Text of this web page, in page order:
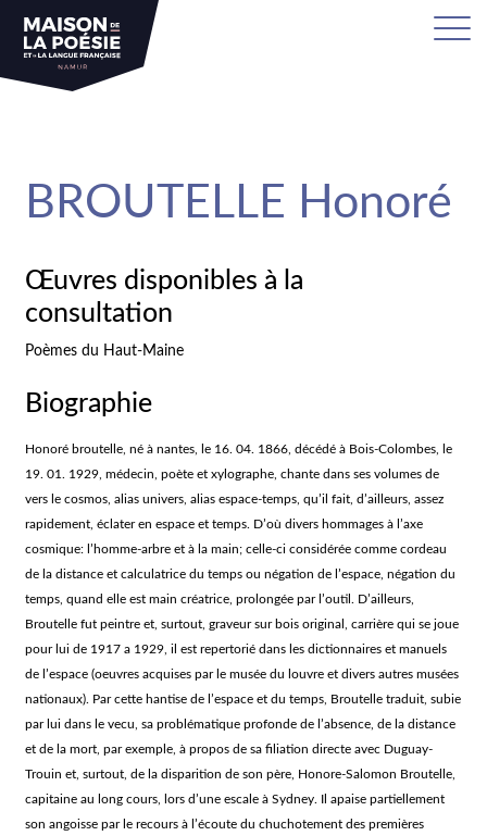
BROUTELLE Honoré
Œuvres disponibles à la
consultation
Poèmes du Haut-Maine
Biographie
Honoré broutelle, né à nantes, le 16. 04. 1866, décédé à Bois-Colombes, le
19. 01. 1929, médecin, poète et xylographe, chante dans ses volumes de
vers le cosmos, alias univers, alias espace-temps, qu’il fait, d’ailleurs, assez
rapidement, éclater en espace et temps. D’où divers hommages à l’axe
cosmique: l’homme-arbre et à la main; celle-ci considérée comme cordeau
de la distance et calculatrice du temps ou négation de l’espace, négation du
temps, quand elle est main créatrice, prolongée par l’outil. D’ailleurs,
Broutelle fut peintre et, surtout, graveur sur bois original, carrière qui se joue
pour lui de 1917 a 1929, il est repertorié dans les dictionnaires et manuels
de l’espace (oeuvres acquises par le musée du louvre et divers autres musées
nationaux). Par cette hantise de l’espace et du temps, Broutelle traduit, subie
par lui dans le vecu, sa problématique profonde de l’absence, de la distance
et de la mort, par exemple, à propos de sa filiation directe avec Duguay-
Trouin et, surtout, de la disparition de son père, Honore-Salomon Broutelle,
capitaine au long cours, lors d’une escale à Sydney. Il apaise partiellement
son angoisse par le recours à l’écoute du chuchotement des premières